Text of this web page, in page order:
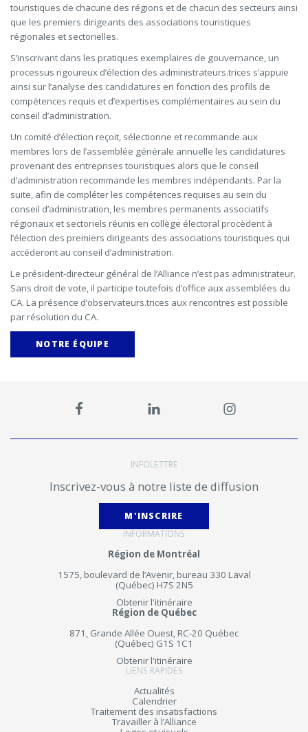
touristiques de chacune des régions et de chacun des secteurs ainsi
que les premiers dirigeants des associations touristiques
régionales et sectorielles.
S’inscrivant dans les pratiques exemplaires de gouvernance, un
processus rigoureux d’élection des administrateurs.trices s’appuie
ainsi sur l’analyse des candidatures en fonction des profils de
compétences requis et d’expertises complémentaires au sein du
conseil d’administration.
Un comité d’élection reçoit, sélectionne et recommande aux
membres lors de l’assemblée générale annuelle les candidatures
provenant des entreprises touristiques alors que le conseil
d’administration recommande les membres indépendants. Par la
suite, afin de compléter les compétences requises au sein du
conseil d’administration, les membres permanents associatifs
régionaux et sectoriels réunis en collège électoral procèdent à
l’élection des premiers dirigeants des associations touristiques qui
accéderont au conseil d’administration.
Le président-directeur général de l’Alliance n’est pas administrateur.
Sans droit de vote, il participe toutefois d’office aux assemblées du
CA. La présence d’observateurs.trices aux rencontres est possible
par résolution du CA.
NOTRE ÉQUIPE
INFOLETTRE
Inscrivez-vous à notre liste de diffusion
M'INSCRIRE
INFORMATIONS
Région de Montréal
1575, boulevard de l’Avenir, bureau 330 Laval
(Québec) H7S 2N5
Obtenir l'itinéraire
Région de Québec
871, Grande Allée Ouest, RC-20 Québec
(Québec) G1S 1C1
Obtenir l'itinéraire
LIENS RAPIDES
Actualités
Calendrier
Traitement des insatisfactions
Travailler à l’Alliance